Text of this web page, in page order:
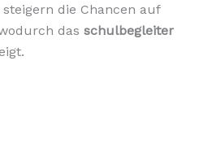
die Chancen auf
das schulbegleiter